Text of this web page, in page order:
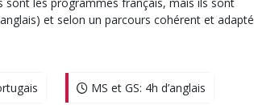
et selon un parcours cohérent et adapté
MS et GS: 4h d’anglais